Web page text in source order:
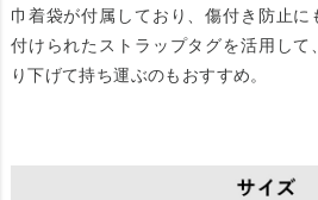
巾着袋が付属しており、傷付き防止
付けられたストラップタグを活用し
り下げて持ち運ぶのもおすすめ。